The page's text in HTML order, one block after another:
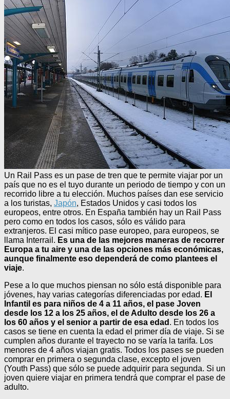
Un Rail Pass es un pase de tren que te permite viajar por un
país que no es el tuyo durante un periodo de tiempo y con un
recorrido libre a tu elección. Muchos países dan ese servicio
a los turistas, Japón, Estados Unidos y casi todos los
europeos, entre otros. En España también hay un Rail Pass
pero como en todos los casos, sólo es válido para
extranjeros. El casi mítico pase europeo, para europeos, se
llama Interrail. Es una de las mejores maneras de recorrer
Europa a tu aire y una de las opciones más económicas,
aunque finalmente eso dependerá de como plantees el
viaje.
Pese a lo que muchos piensan no sólo está disponible para
jóvenes, hay varias categorías diferenciadas por edad. El
Infantil es para niños de 4 a 11 años, el pase Joven
desde los 12 a los 25 años, el de Adulto desde los 26 a
los 60 años y el senior a partir de esa edad . En todos los
casos se tiene en cuenta la edad el primer día de viaje. Si se
cumplen años durante el trayecto no se varía la tarifa. Los
menores de 4 años viajan gratis. Todos los pases se pueden
comprar en primera o segunda clase, excepto el joven
(Youth Pass) que sólo se puede adquirir para segunda. Si un
joven quiere viajar en primera tendrá que comprar el pase de
adulto.